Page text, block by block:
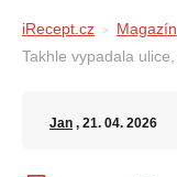
iRecept.cz Magazín
Takhle vypadala
Jan , 21. 04. 2026